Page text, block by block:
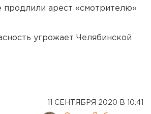
продлили арест «смотрителю»
угрожает Челябинской
11 СЕНТЯБРЯ 2020 В 10:41